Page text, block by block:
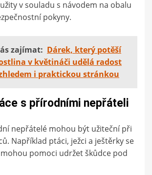
v souladu s návodem na obalu
pokyny.
zajímat: Dárek, který potěší
v květináči udělá radost
i praktickou stránkou
s přírodními nepřáteli
nepřátelé mohou být užiteční při
Například ptáci, ježci a ještěrky se
pomoci udržet škůdce pod